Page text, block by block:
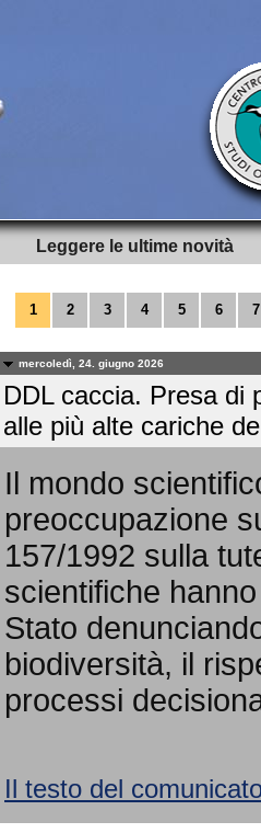
Leggere le ultime novità
1 2 3 4 5 6 7
mercoledì, 24. giugno 2026
DDL caccia. Presa di
alle più alte cariche
Il mondo
preoccupazione
157/1992 sulla
scientifiche
Stato
biodiversità, il
processi
Il testo del